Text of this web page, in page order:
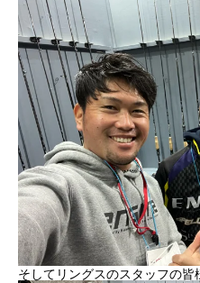
そしてリングスのスタッフの皆